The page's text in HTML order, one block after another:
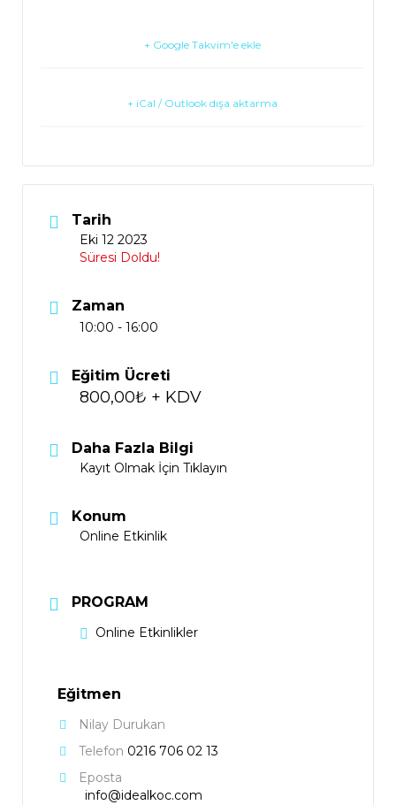
+ Google Takvim'e ekle
+ iCal / Outlook dışa aktarma
Tarih
Eki 12 2023
Süresi Doldu!
Zaman
10:00 - 16:00
Eğitim Ücreti
800,00₺ + KDV
Daha Fazla Bilgi
Kayıt Olmak İçin Tıklayın
Konum
Online Etkinlik
PROGRAM
Online Etkinlikler
Eğitmen
Nilay Durukan
Telefon 0216 706 02 13
Eposta
info@idealkoc.com